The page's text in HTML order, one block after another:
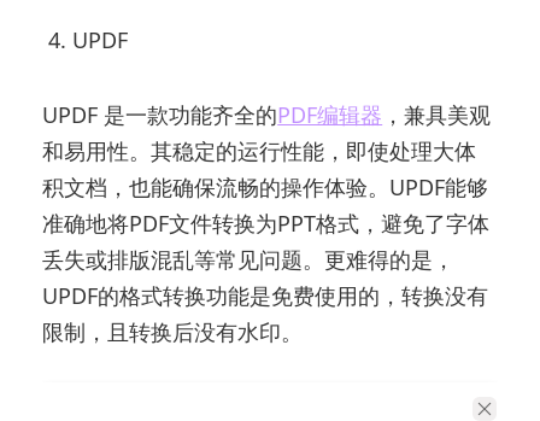
4. UPDF
UPDF 是一款功能齐全的PDF编辑器 ，兼具美观
和易用性。其稳定的运行性能，即使处理大体
积文档，也能确保流畅的操作体验。UPDF能够
准确地将PDF文件转换为PPT格式，避免了字体
丢失或排版混乱等常见问题。更难得的是，
UPDF的格式转换功能是免费使用的，转换没有
限制，且转换后没有水印。